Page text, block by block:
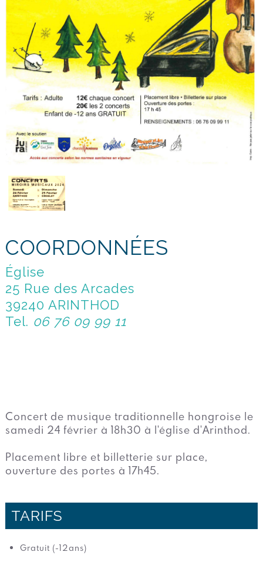
COORDONNÉES
Église
25 Rue des Arcades
39240 ARINTHOD
Tel. 06 76 09 99 11
Concert de musique traditionnelle hongroise le
samedi 24 février à 18h30 à l'église d'Arinthod.
Placement libre et billetterie sur place,
ouverture des portes à 17h45.
TARIFS
Gratuit (-12ans)